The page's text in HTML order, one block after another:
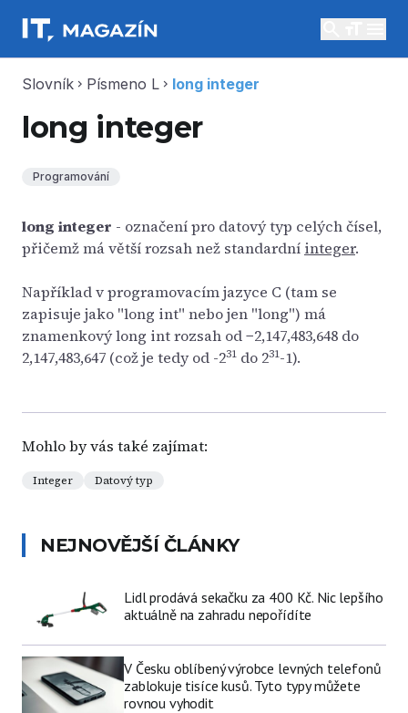
Slovník chevron_right Písmeno L chevron_right long integer
long integer
Programování
long integer - označení pro datový typ celých čísel,
přičemž má větší rozsah než standardní integer.
Například v programovacím jazyce C (tam se
zapisuje jako "long int" nebo jen "long") má
znamenkový long int rozsah od −2,147,483,648 do
2,147,483,647 (což je tedy od -231 do 231-1).
Mohlo by vás také zajímat:
Integer Datový typ
NEJNOVĚJŠÍ ČLÁNKY
Lidl prodává sekačku za 400 Kč. Nic lepšího
aktuálně na zahradu nepořídíte
V Česku oblíbený výrobce levných telefonů
zablokuje tisíce kusů. Tyto typy můžete
rovnou vyhodit